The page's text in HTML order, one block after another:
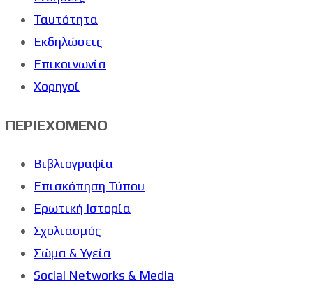
Ταυτότητα
Εκδηλώσεις
Επικοινωνία
Χορηγοί
ΠΕΡΙΕΧΟΜΕΝΟ
Βιβλιογραφία
Επισκόπηση Τύπου
Ερωτική Ιστορία
Σχολιασμός
Σώμα & Υγεία
Social Networks & Media